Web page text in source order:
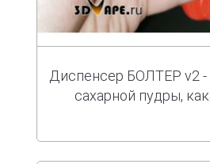
Диспенсер БОЛТЕР v2 -
сахарной пудры,